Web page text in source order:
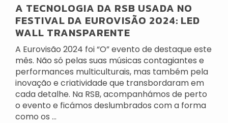
A TECNOLOGIA DA RSB USADA NO
FESTIVAL DA EUROVISÃO 2024: LED
WALL TRANSPARENTE
A Eurovisão 2024 foi “O” evento de destaque este
mês. Não só pelas suas músicas contagiantes e
performances multiculturais, mas também pela
inovação e criatividade que transbordaram em
cada detalhe. Na RSB, acompanhámos de perto
o evento e ficámos deslumbrados com a forma
como os ...